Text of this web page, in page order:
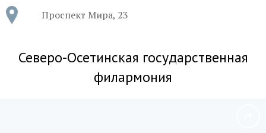
Проспект Мира, 23
Северо-Осетинская государственная
филармония